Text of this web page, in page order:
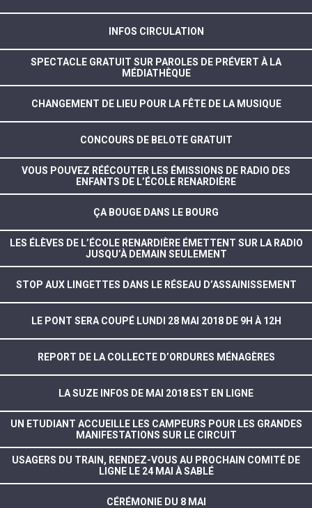
INFOS CIRCULATION
SPECTACLE GRATUIT SUR PAROLES DE PRÉVERT À LA
MÉDIATHÈQUE
CHANGEMENT DE LIEU POUR LA FÊTE DE LA MUSIQUE
CONCOURS DE BELOTE GRATUIT
VOUS POUVEZ RÉÉCOUTER LES ÉMISSIONS DE RADIO DES
ENFANTS DE L’ÉCOLE RENARDIÈRE
ÇA BOUGE DANS LE BOURG
LES ÉLÈVES DE L’ÉCOLE RENARDIÈRE ÉMETTENT SUR LA RADIO
JUSQU’À DEMAIN SEULEMENT
STOP AUX LINGETTES DANS LE RÉSEAU D’ASSAINISSEMENT
LE PONT SERA COUPÉ LUNDI 28 MAI 2018 DE 9H À 12H
REPORT DE LA COLLECTE D’ORDURES MÉNAGÈRES
LA SUZE INFOS DE MAI 2018 EST EN LIGNE
UN ETUDIANT ACCUEILLE LES CAMPEURS POUR LES GRANDES
MANIFESTATIONS SUR LE CIRCUIT
USAGERS DU TRAIN, RENDEZ-VOUS AU PROCHAIN COMITÉ DE
LIGNE LE 24 MAI À SABLÉ
CÉRÉMONIE DU 8 MAI